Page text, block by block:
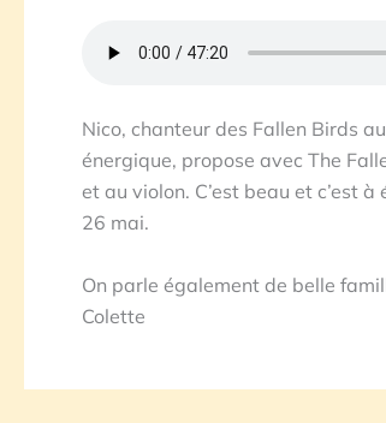
Nico, chanteur des Fallen Birds
énergique, propose avec The
et au violon. C’est beau et c’est
26 mai.
On parle également de belle
Colette